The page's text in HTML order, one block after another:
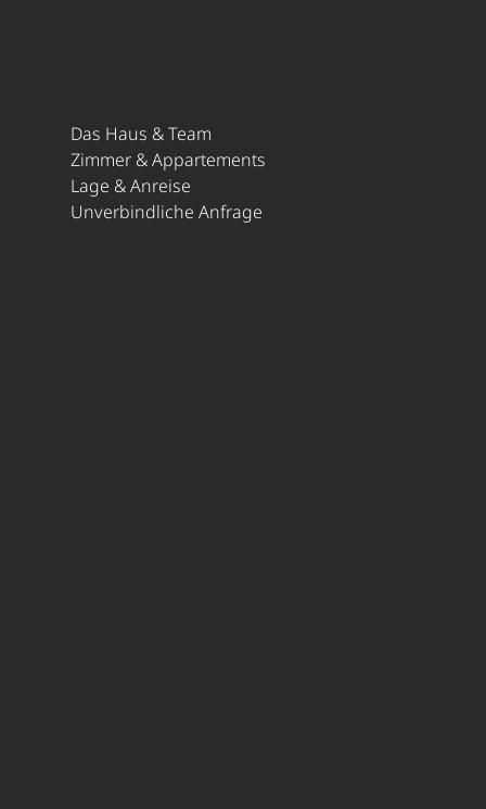
Das Haus & Team
Zimmer & Appartements
Lage & Anreise
Unverbindliche Anfrage